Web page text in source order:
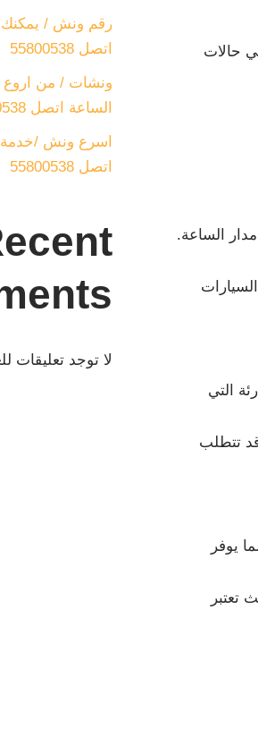
حالات
الساعة.
التي
تتطلب
يوفر
تعتبر
اتصل 55800538
ونشات / من اروع
الساعة اتصل 55800538
اسرع ونش /خدمة
اتصل 55800538
لا توجد تعليقات